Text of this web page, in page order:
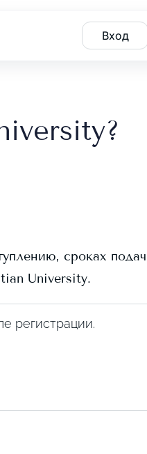
Вход
сроках
University.
регистрации.